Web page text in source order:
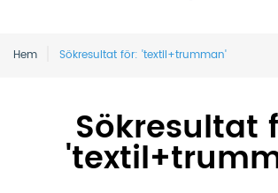
Hem Sökresultat för: 'textil+trumman'
Sökresultat